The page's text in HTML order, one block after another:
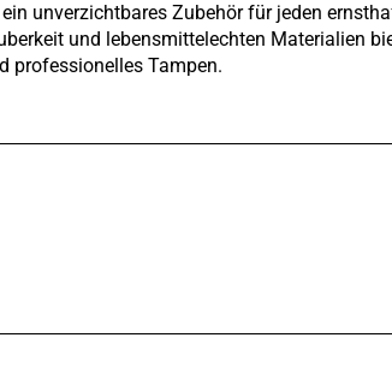
unverzichtbares Zubehör für jeden
und lebensmittelechten Materialien
professionelles Tampen.